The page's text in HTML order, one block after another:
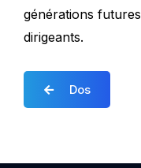
générations
dirigeants.
Dos